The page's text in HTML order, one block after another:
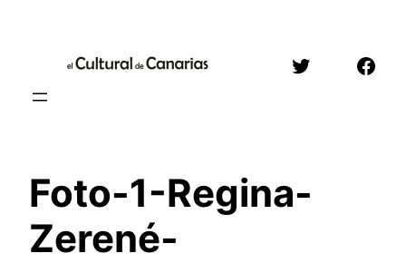
contenido
Twitter
Foto-1-Regina-
Zerené-